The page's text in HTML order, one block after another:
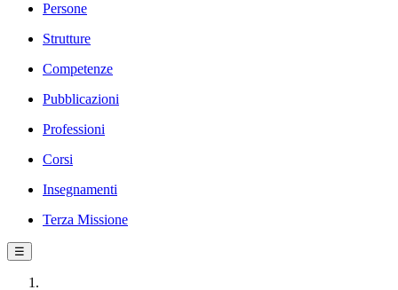
Persone
Strutture
Competenze
Pubblicazioni
Professioni
Corsi
Insegnamenti
Terza Missione
☰